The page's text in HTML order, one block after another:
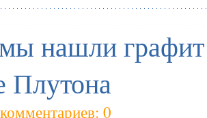
нашли
Плутона
0